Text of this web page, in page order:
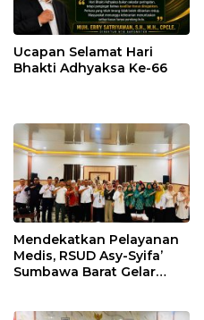
Ucapan Selamat Hari
Bhakti Adhyaksa Ke-66
Mendekatkan Pelayanan
Medis, RSUD Asy-Syifa’
Sumbawa Barat Gelar